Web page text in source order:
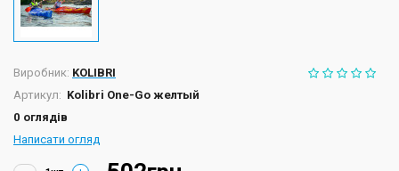
Виробник: KOLIBRI
Артикул: Kolibri One-Go желтый
0 оглядів
Написати огляд